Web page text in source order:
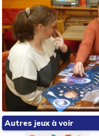
Autres jeux à voir